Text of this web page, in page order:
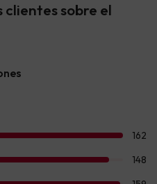
clientes sobre el